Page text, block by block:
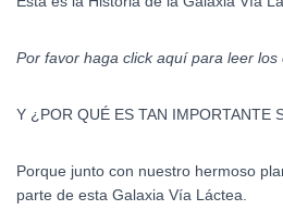
Por favor haga click aquí para leer
Y ¿POR QUÉ ES TAN IMPORTANTE
Porque junto con nuestro hermoso
parte de esta Galaxia Vía Láctea.